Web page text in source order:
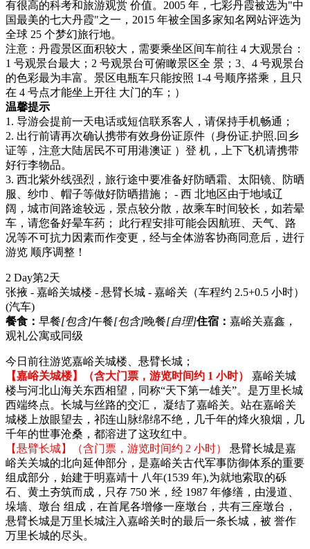
有很高的科考和旅游观赏 价值。2005 年，七彩丹霞被选为"中
国最美的七大丹霞"之一，2015 年被全国多家知名网站评选为
全球 25 个梦幻旅行地。
注意：丹霞景区面积较大，需要乘坐区间车前往 4 大观景台：
1 号观景台最大；2 号观景台可俯瞰景区全 景；3、4 号观景台
的色彩最为丰富。景区电瓶车只能按照 1-4 号顺序搭乘，且只
在 4 号点才能坐上开往 大门的车；）
温馨提示
1. 导游会提前一天电话或短信联系客人，请保持手机畅通；
2. 出行前请再次确认携带有效身份证原件（身份证.护照.回乡
证等，注意大陆居民不可用港澳证 ）登 机，上下飞机请携带
好行李物品。
3. 西北紫外线强烈，旅行途中要准备好防晒霜、太阳镜、防晒
服、纱巾、帽子等做好防晒措施； - 西 北地区由于地域辽
阔，城市间路途较远，景点较分散，故乘车时间较长，如若晕
车，请您备好晕车药； 此行程安排可能会因航班、天气、路
况等不可抗力因素而作变更，经与全体游客协商同意后，进行
游览 顺序调整！
2 Day第2天
张掖 - 嘉峪关城楼 - 悬臂长城 - 嘉峪关（车程约 2.5+0.5 小时）
(汽车)
餐食： 早餐[包含]午餐[包含]晚餐[自理]住宿： 嘉峪关嘉鑫，
观礼公寓或同级
今日前往游览嘉峪关城楼、悬臂长城；
【嘉峪关城楼】（含大门票，游览时间约 1 小时）
嘉峪关城
楼与河北山海关东西相望，同称“天下第一雄关”。是万里长城
西端终点。长城与丝路的交汇， 凝结了嘉峪关。站在嘉峪关
城楼上放眼望去，祁连山脉绵绵不绝，几千年的烽火狼烟，几
千年的世事沧桑，都溶进了这玫红中。
【悬臂长城】（含门票，游览时间约 2 小时） 悬臂长城是嘉
峪关关城的北向延伸部分，是嘉峪关古代军事防御体系的重要
组成部分，始建于明嘉靖十 八年(1539 年),为就地索取的砾
石、黄土夯筑而成，只存 750 米，经 1987 年修缮，由漫道、
垛墙、墩台 组成，在首尾各增修一座墩台，共有三座墩台，
悬臂长城是万里长城注入嘉峪关时的最后一条长城，被 誉作
万里长城的尽头。